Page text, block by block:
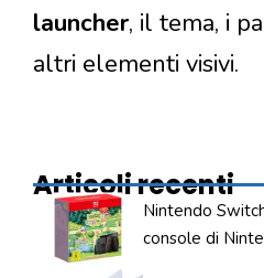
launcher, il tema, i
altri elementi visivi.
Articoli recenti
Nintendo
console di